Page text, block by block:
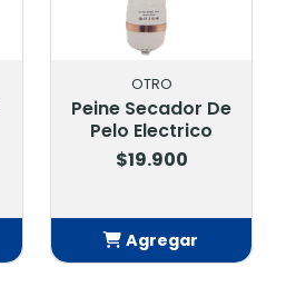
OTRO
Peine Secador De
Pelo Electrico
$19.900
Agregar